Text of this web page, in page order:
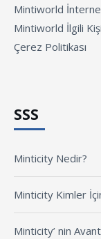
Mintiworld
Mintiworld İlgili
Çerez Politikası
SSS
Minticity Nedir?
Minticity Kimler
Minticity’ nin